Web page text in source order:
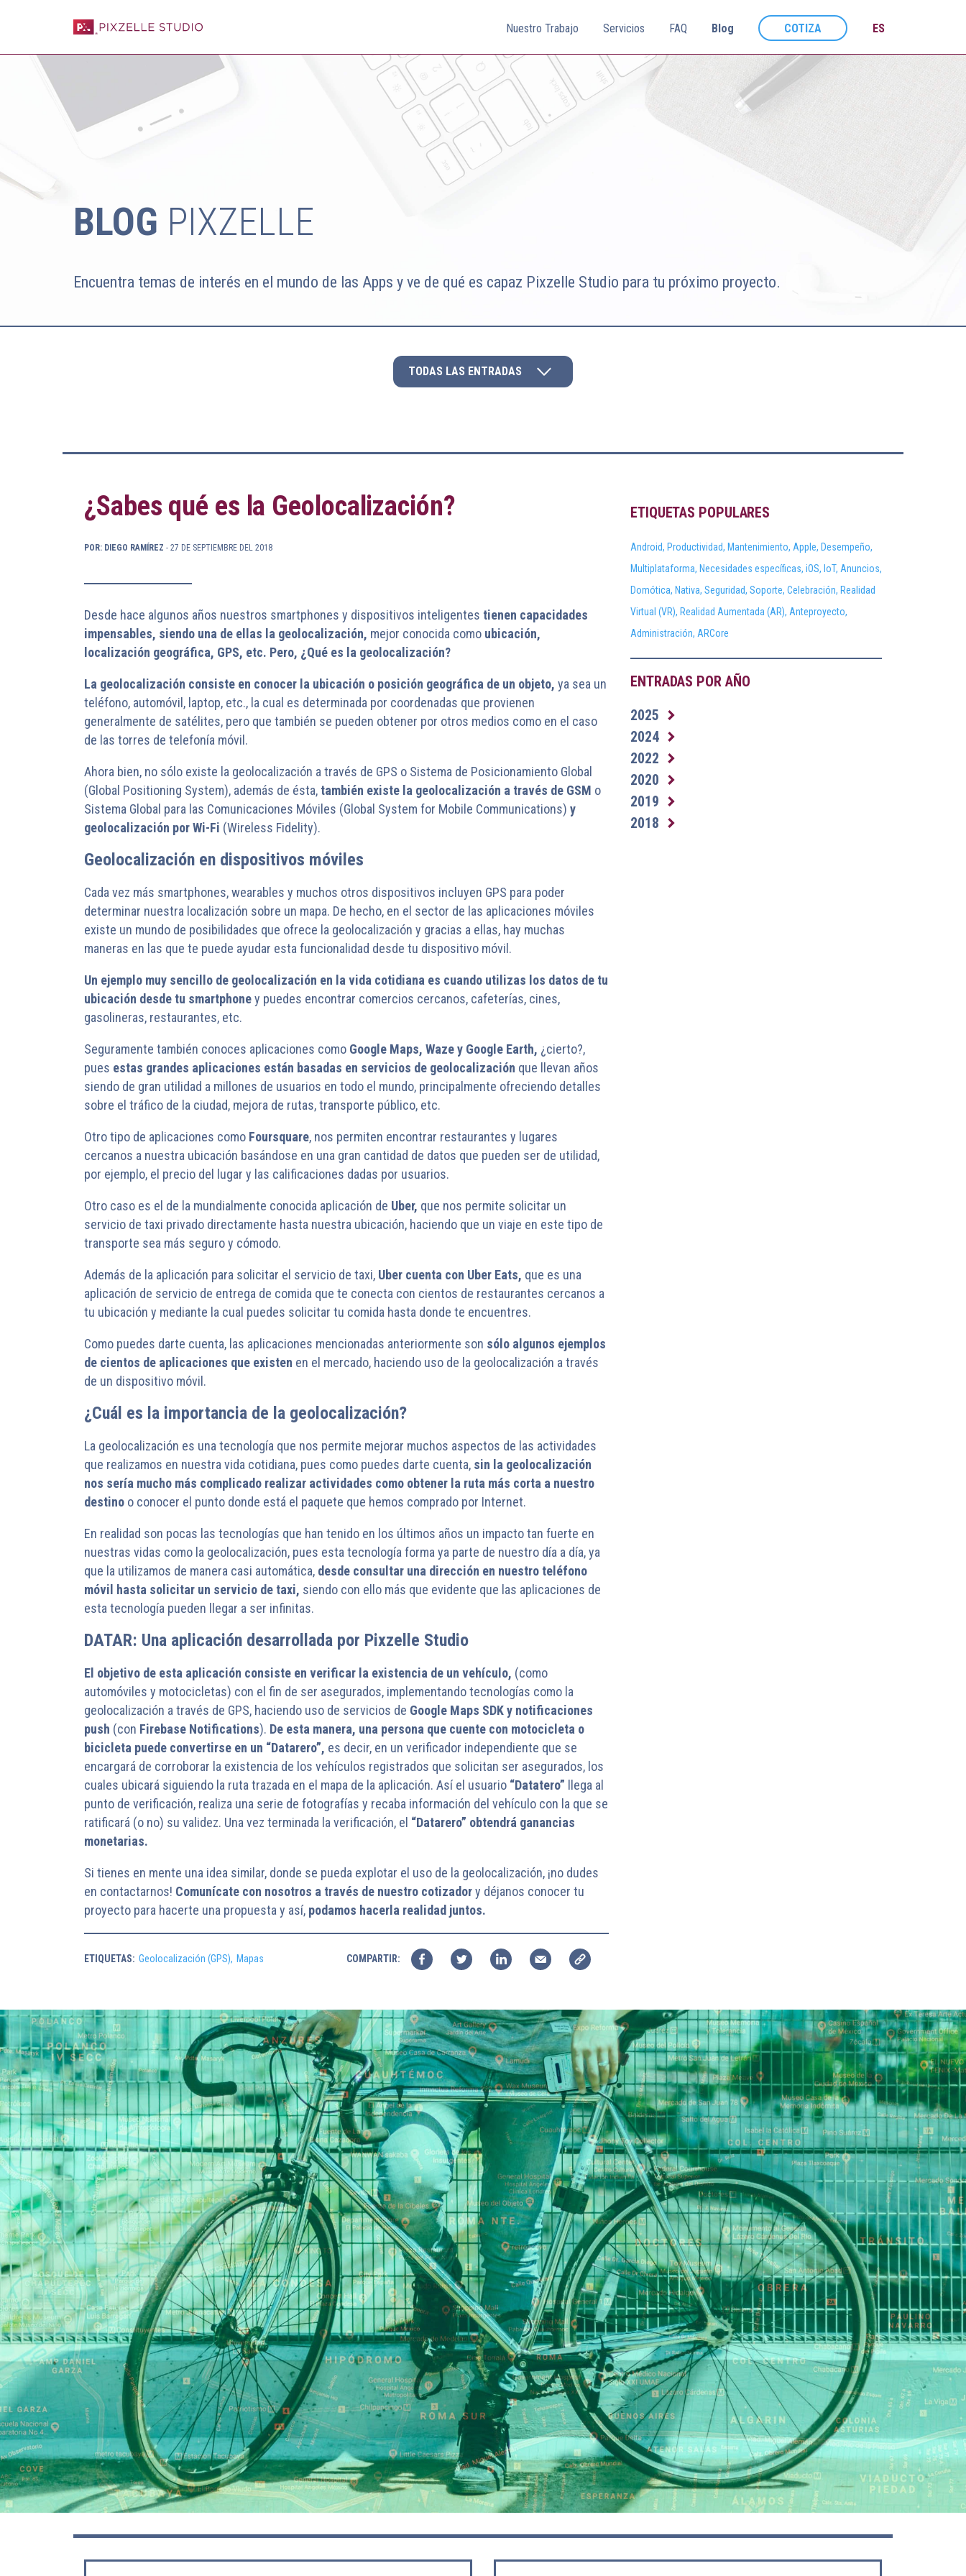
Nuestro Trabajo Servicios FAQ Blog COTIZA ES
BLOG PIXZELLE
Encuentra temas de interés en el mundo de las Apps y ve de qué es capaz Pixzelle Studio para tu próximo proyecto.
TODAS LAS ENTRADAS
¿Sabes qué es la Geolocalización?
POR: DIEGO RAMÍREZ - 27 DE SEPTIEMBRE DEL 2018
Desde hace algunos años nuestros smartphones y dispositivos inteligentes tienen capacidades
impensables, siendo una de ellas la geolocalización, mejor conocida como ubicación,
localización geográfica, GPS, etc. Pero, ¿Qué es la geolocalización?
La geolocalización consiste en conocer la ubicación o posición geográfica de un objeto, ya sea un
teléfono, automóvil, laptop, etc., la cual es determinada por coordenadas que provienen
generalmente de satélites, pero que también se pueden obtener por otros medios como en el caso
de las torres de telefonía móvil.
Ahora bien, no sólo existe la geolocalización a través de GPS o Sistema de Posicionamiento Global
(Global Positioning System), además de ésta, también existe la geolocalización a través de GSM o
Sistema Global para las Comunicaciones Móviles (Global System for Mobile Communications) y
geolocalización por Wi-Fi (Wireless Fidelity).
Geolocalización en dispositivos móviles
Cada vez más smartphones, wearables y muchos otros dispositivos incluyen GPS para poder
determinar nuestra localización sobre un mapa. De hecho, en el sector de las aplicaciones móviles
existe un mundo de posibilidades que ofrece la geolocalización y gracias a ellas, hay muchas
maneras en las que te puede ayudar esta funcionalidad desde tu dispositivo móvil.
Un ejemplo muy sencillo de geolocalización en la vida cotidiana es cuando utilizas los datos de tu
ubicación desde tu smartphoney puedes encontrar comercios cercanos, cafeterías, cines,
gasolineras, restaurantes, etc.
Seguramente también conoces aplicaciones como Google Maps, Waze y Google Earth, ¿cierto?,
pues estas grandes aplicaciones están basadas en servicios de geolocalización que llevan años
siendo de gran utilidad a millones de usuarios en todo el mundo, principalmente ofreciendo detalles
sobre el tráfico de la ciudad, mejora de rutas, transporte público, etc.
Otro tipo de aplicaciones como Foursquare, nos permiten encontrar restaurantes y lugares
cercanos a nuestra ubicación basándose en una gran cantidad de datos que pueden ser de utilidad,
por ejemplo, el precio del lugar y las calificaciones dadas por usuarios.
Otro caso es el de la mundialmente conocida aplicación de Uber, que nos permite solicitar un
servicio de taxi privado directamente hasta nuestra ubicación, haciendo que un viaje en este tipo de
transporte sea más seguro y cómodo.
Además de la aplicación para solicitar el servicio de taxi, Uber cuenta con Uber Eats, que es una
aplicación de servicio de entrega de comida que te conecta con cientos de restaurantes cercanos a
tu ubicación y mediante la cual puedes solicitar tu comida hasta donde te encuentres.
Como puedes darte cuenta, las aplicaciones mencionadas anteriormente son sólo algunos ejemplos
de cientos de aplicaciones que existen en el mercado, haciendo uso de la geolocalización a través
de un dispositivo móvil.
¿Cuál es la importancia de la geolocalización?
La geolocalización es una tecnología que nos permite mejorar muchos aspectos de las actividades
que realizamos en nuestra vida cotidiana, pues como puedes darte cuenta, sin la geolocalización
nos sería mucho más complicado realizar actividades como obtener la ruta más corta a nuestro
destino o conocer el punto donde está el paquete que hemos comprado por Internet.
En realidad son pocas las tecnologías que han tenido en los últimos años un impacto tan fuerte en
nuestras vidas como la geolocalización, pues esta tecnología forma ya parte de nuestro día a día, ya
que la utilizamos de manera casi automática, desde consultar una dirección en nuestro teléfono
móvil hasta solicitar un servicio de taxi, siendo con ello más que evidente que las aplicaciones de
esta tecnología pueden llegar a ser infinitas.
DATAR: Una aplicación desarrollada por Pixzelle Studio
El objetivo de esta aplicación consiste en verificar la existencia de un vehículo, (como
automóviles y motocicletas) con el fin de ser asegurados, implementando tecnologías como la
geolocalización a través de GPS, haciendo uso de servicios de Google Maps SDKy notificaciones
push (con Firebase Notifications). De esta manera, una persona que cuente con motocicleta o
bicicleta puede convertirse en un “Datarero”, es decir, en un verificador independiente que se
encargará de corroborar la existencia de los vehículos registrados que solicitan ser asegurados, los
cuales ubicará siguiendo la ruta trazada en el mapa de la aplicación. Así el usuario “Datatero”
llega al
punto de verificación, realiza una serie de fotografías y recaba información del vehículo con la que se
ratificará (o no) su validez. Una vez terminada la verificación, el “Datarero” obtendrá ganancias
monetarias.
Si tienes en mente una idea similar, donde se pueda explotar el uso de la geolocalización, ¡no dudes
en contactarnos! Comunícate con nosotros a través de nuestro cotizadory déjanos conocer tu
proyecto para hacerte una propuesta y así, podamos hacerla realidad juntos.
ETIQUETAS: Geolocalización (GPS), Mapas COMPARTIR:
ETIQUETAS POPULARES
Android, Productividad, Mantenimiento, Apple, Desempeño,
Multiplataforma, Necesidades específicas, iOS, IoT, Anuncios,
Domótica, Nativa, Seguridad, Soporte, Celebración, Realidad
Virtual (VR), Realidad Aumentada (AR), Anteproyecto,
Administración, ARCore
ENTRADAS POR AÑO
2025
2024
2022
2020
2019
2018